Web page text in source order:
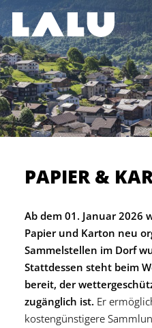
PAPIER &
Ab dem 01. Januar 2026
Papier und Karton neu
Sammelstellen im Dorf
Stattdessen steht beim
bereit, der
zugänglich ist. Er
kostengünstigere